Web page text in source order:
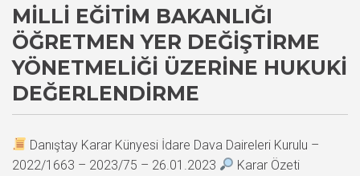
MILLI EĞITIM BAKANLIĞI
ÖĞRETMEN YER DEĞIŞTIRME
YÖNETMELIĞI ÜZERINE HUKUKI
DEĞERLENDIRME
Danıştay Karar Künyesi İdare Dava Daireleri Kurulu –
2022/1663 – 2023/75 – 26.01.2023
Karar Özeti